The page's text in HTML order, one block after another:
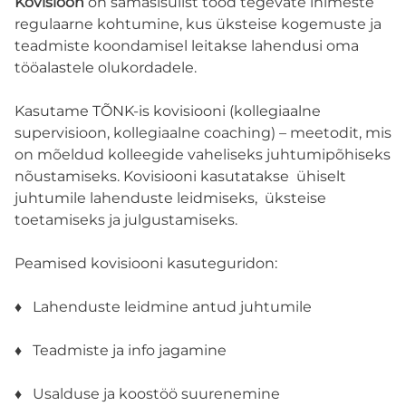
TÖNK eksperdid
REGISTREERIMINE KOOLIDELE
Registreeru
INDIVIDUAALNÕUSTAMINE
GRUPINÕUSTAMINE
regulaarne kohtumine, kus üksteise kogemuste ja
teadmiste koondamisel leitakse lahendusi oma
tööalastele olukordadele.
Kasutame TÕNK-is kovisiooni (kollegiaalne
supervisioon, kollegiaalne coaching) – meetodit, mis
on mõeldud kolleegide vaheliseks juhtumipõhiseks
nõustamiseks. Kovisiooni kasutatakse ühiselt
juhtumile lahenduste leidmiseks, üksteise
toetamiseks ja julgustamiseks.
Peamised kovisiooni kasuteguridon:
♦ Lahenduste leidmine antud juhtumile
♦ Teadmiste ja info jagamine
♦ Usalduse ja koostöö suurenemine